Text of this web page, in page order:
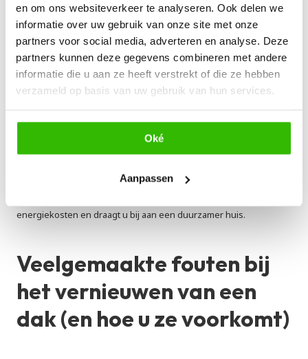
en om ons websiteverkeer te analyseren. Ook delen we
informatie over uw gebruik van onze site met onze
partners voor social media, adverteren en analyse. Deze
partners kunnen deze gegevens combineren met andere
informatie die u aan ze heeft verstrekt of die ze hebben
verzameld op basis van uw gebruik van hun services.
Oké
Aanpassen
vernieuwen van een schuin dak wordt vaak isolatie bovenop
het dakbeschot aangebracht, wat zorgt voor een uitstekende
Dakisolatie aan de binnenzijde: dit is goedkoper, maar minder
effectief dan isolatie aan de buitenkant. Geschikt als de
dakbedekking niet vernieuwd hoeft te worden.
Geïsoleerde dakpanelen (sandwichpanelen): dit is een snelle
vernieuwen in één stap.
Groendak of warm dak constructie: een plat dak kan worden
voorzien van extra isolatie met een groendak of een warm dak
energiekosten en draagt u bij aan een duurzamer huis.
Veelgemaakte fouten bij
het vernieuwen van een
dak (en hoe u ze voorkomt)